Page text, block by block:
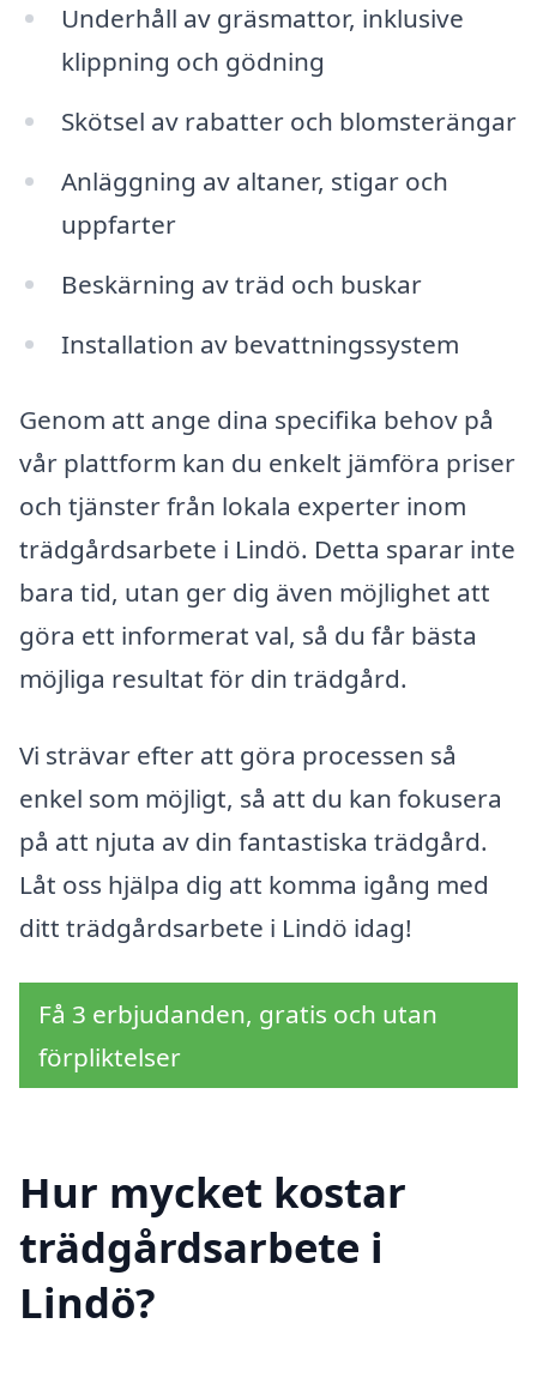
Underhåll av gräsmattor, inklusive
klippning och gödning
Skötsel av rabatter och blomsterängar
Anläggning av altaner, stigar och
uppfarter
Beskärning av träd och buskar
Installation av bevattningssystem
Genom att ange dina specifika behov på
vår plattform kan du enkelt jämföra priser
och tjänster från lokala experter inom
trädgårdsarbete i Lindö. Detta sparar inte
bara tid, utan ger dig även möjlighet att
göra ett informerat val, så du får bästa
möjliga resultat för din trädgård.
Vi strävar efter att göra processen så
enkel som möjligt, så att du kan fokusera
på att njuta av din fantastiska trädgård.
Låt oss hjälpa dig att komma igång med
ditt trädgårdsarbete i Lindö idag!
Få 3 erbjudanden, gratis och utan
förpliktelser
Hur mycket kostar
trädgårdsarbete i
Lindö?